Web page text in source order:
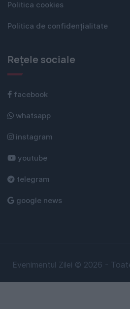
Politica cookies
Politica de confidențialitate
Rețele sociale
facebook
whatsapp
instagram
youtube
telegram
google news
Evenimentul Zilei © 2026 -